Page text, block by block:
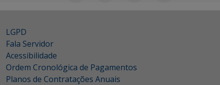
LGPD
Fala Servidor
Acessibilidade
Ordem Cronológica de Pagamentos
Planos de Contratações Anuais